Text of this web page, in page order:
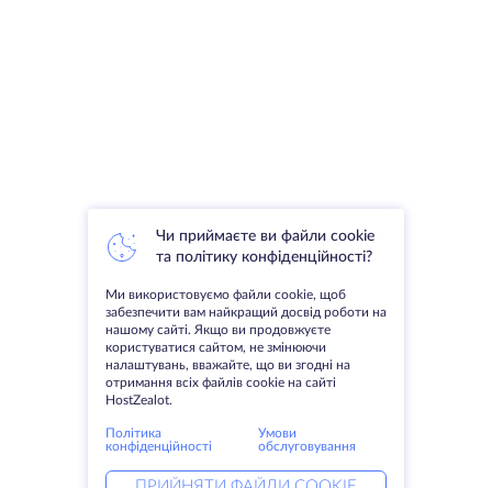
Чи приймаєте ви файли cookie
та політику конфіденційності?
Ми використовуємо файли cookie, щоб
забезпечити вам найкращий досвід роботи на
нашому сайті. Якщо ви продовжуєте
користуватися сайтом, не змінюючи
налаштувань, вважайте, що ви згодні на
отримання всіх файлів cookie на сайті
HostZealot.
Політика
конфіденційності
Умови
обслуговування